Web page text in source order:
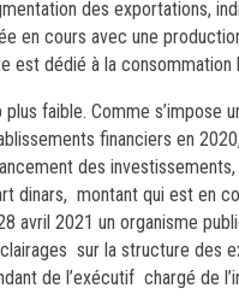
des exportations,
en cours avec une
est dédié à la consommation
plus faible. Comme s’impose
financiers en
des
dinars, montant qui est en
avril 2021 un organisme
sur la structure des
de l’exécutif chargé de